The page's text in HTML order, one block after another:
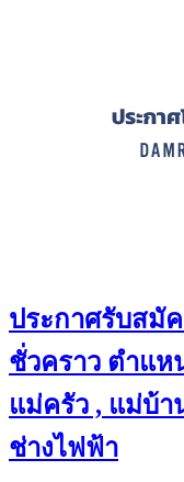
ประกาศรับสมั
ชั่วคราว ตำแห
แม่ครัว , แม่บ้า
ช่างไฟฟ้า